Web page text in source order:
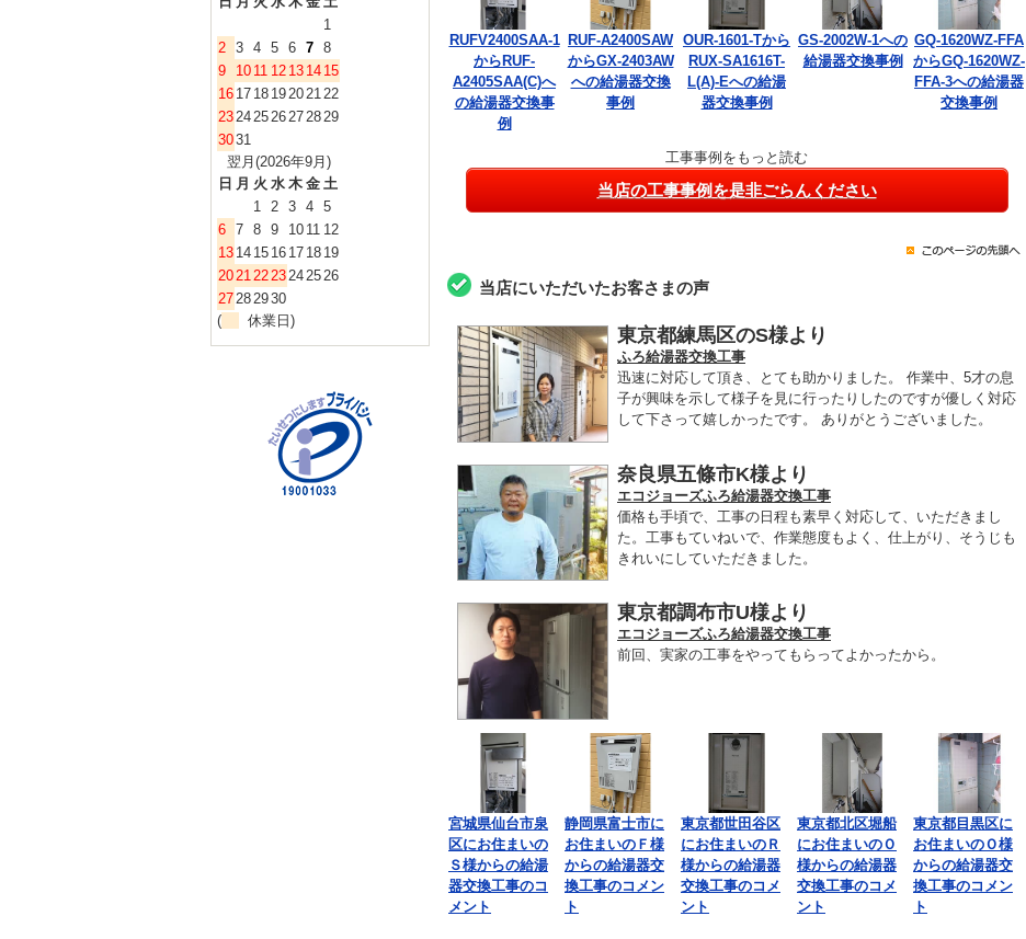
1
2 3 4 5 6 7 8
9
10 11 12 13 14 15
16 17 18 19202122
23242526272829
3031
翌月(2026年9月)
日 月 火 水 木 金 土
1 2 3 4 5
6 7 8 9 10 11 12
13 14 15 16 17 18 19
20212223242526
27282930
(
休業日)
RUFV2400SAA-1
からRUF-
A2405SAA(C)へ
の給湯器交換事
例
RUF-A2400SAW
からGX-2403AW
への給湯器交換
事例
OUR-1601-Tから
RUX-SA1616T-
L(A)-Eへの給湯
器交換事例
GS-2002W-1への
給湯器交換事例
GQ-1620WZ-FFA
からGQ-1620WZ-
FFA-3への給湯器
交換事例
工事事例をもっと読む
当店の工事事例を是非ごらんください
当店にいただいたお客さまの声
東京都練馬区のS様より
ふろ給湯器交換工事
迅速に対応して頂き、とても助かりました。 作業中、5才の息
子が興味を示して様子を見に行ったりしたのですが優しく対応
して下さって嬉しかったです。 ありがとうございました。
奈良県五條市K様より
エコジョーズふろ給湯器交換工事
価格も手頃で、工事の日程も素早く対応して、いただきまし
た。工事もていねいで、作業態度もよく、仕上がり、そうじも
きれいにしていただきました。
東京都調布市U様より
エコジョーズふろ給湯器交換工事
前回、実家の工事をやってもらってよかったから。
宮城県仙台市泉
区にお住まいの
Ｓ様からの給湯
器交換工事のコ
メント
静岡県富士市に
お住まいのＦ様
からの給湯器交
換工事のコメン
ト
東京都世田谷区
にお住まいのＲ
様からの給湯器
交換工事のコメ
ント
東京都北区堀船
にお住まいのＯ
様からの給湯器
交換工事のコメ
ント
東京都目黒区に
お住まいのＯ様
からの給湯器交
換工事のコメン
ト